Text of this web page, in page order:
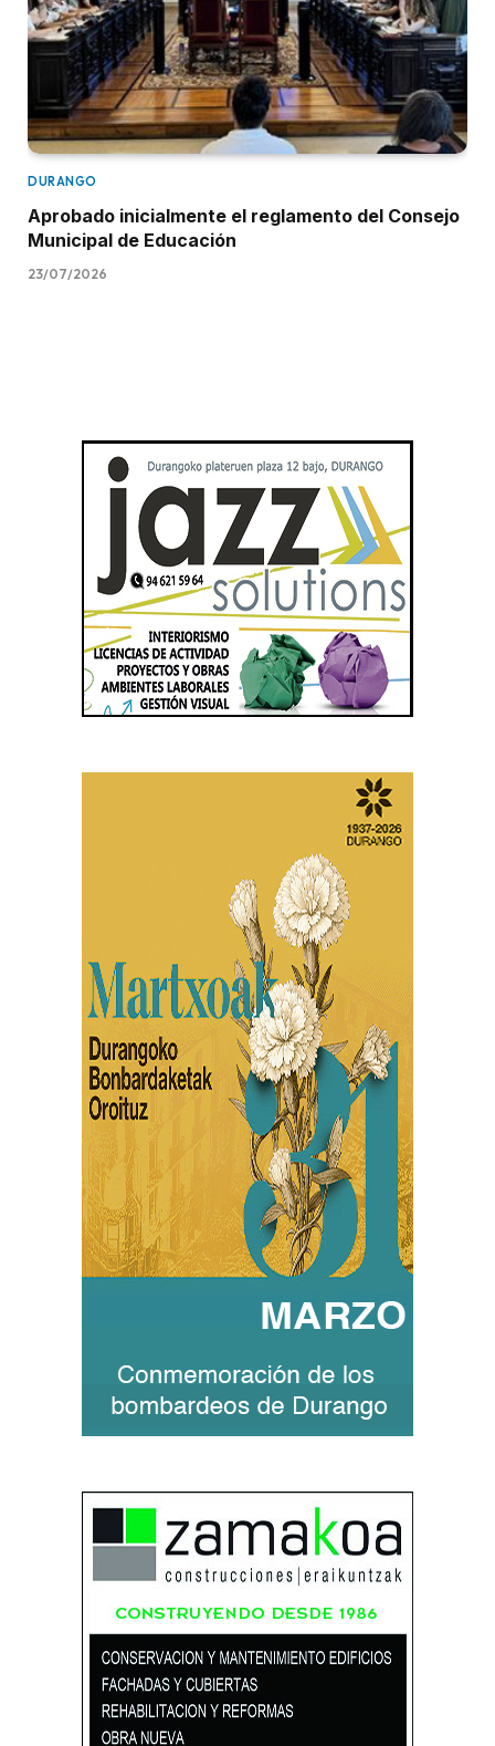
DURANGO
Aprobado inicialmente el reglamento del Consejo
Municipal de Educación
23/07/2026